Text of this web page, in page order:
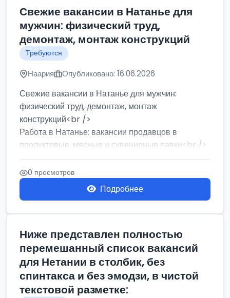
Свежие вакансии в Натанье для
мужчин: физический труд,
демонтаж, монтаж конструкций
Требуются
Наария Опубликовано: 16.06.2026
Свежие вакансии в Натанье для мужчин:
физический труд, демонтаж, монтаж
конструкций<br />
Работа в Натанье: вакансии продавцов в
продуктовые, мясные и сувенирные лавки<br />
Разнорабочий на сборку м...
0 просмотров
Подробнее
Ниже представлен полностью
перемешанный список вакансий
для Нетании в столбик, без
спинтакса и без эмодзи, в чистой
текстовой разметке: